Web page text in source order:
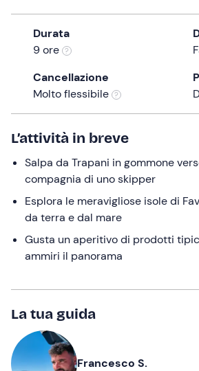
the
question
mark
the
keyboard
for
changing
dates.
Durata
9 ore
Cancellazione
Molto flessibile
L’attività in breve
Salpa da Trapani in gommone
compagnia di uno skipper
Esplora le meravigliose isole di
da terra e dal mare
Gusta un aperitivo di prodotti
ammiri il panorama
La tua guida
Francesco S.